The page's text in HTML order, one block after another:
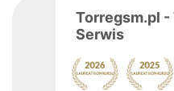
Torregsm.pl
Serwis